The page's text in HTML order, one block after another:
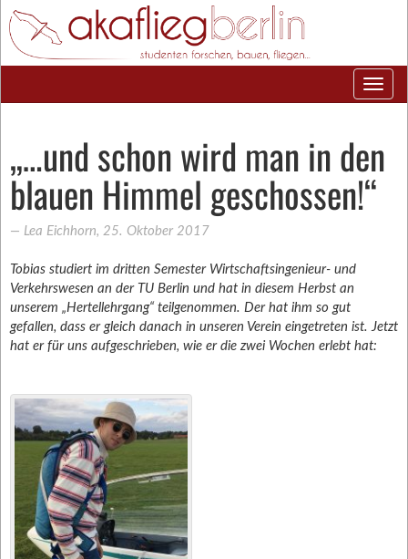
„…und schon wird man in den
blauen Himmel geschossen!“
― Lea Eichhorn, 25. Oktober 2017
Tobias studiert im dritten Semester Wirtschaftsingenieur- und
Verkehrswesen an der TU Berlin und hat in diesem Herbst an
unserem „Hertellehrgang“ teilgenommen. Der hat ihm so gut
gefallen, dass er gleich danach in unseren Verein eingetreten ist. Jetzt
hat er für uns aufgeschrieben, wie er die zwei Wochen erlebt hat: